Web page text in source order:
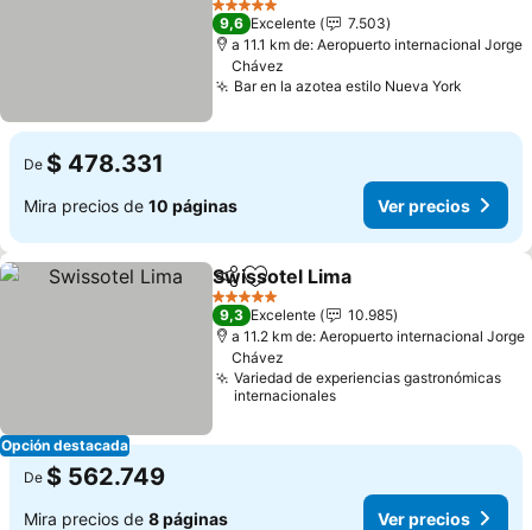
5 Estrellas
9,6 Excelente
7.503
a 11.1 km de: Aeropuerto internacional Jorge
Chávez
Bar en la azotea estilo Nueva York
De $ 478.331
Mira precios de 10 páginas Ver precios
Opción destacada
CompartirAgregar a favoritos
Swissotel Lima
5 Estrellas
9,3 Excelente
10.985
a 11.2 km de: Aeropuerto internacional Jorge
Chávez
Variedad de experiencias gastronómicas
internacionales
De $ 562.749
Mira precios de 8 páginas Ver precios